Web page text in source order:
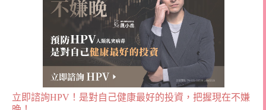
立即諮詢HPV！是對自己健康最好的投資，把握現在不嫌